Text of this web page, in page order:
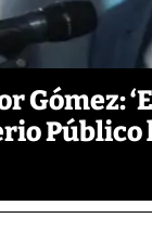
Gómez:
Público